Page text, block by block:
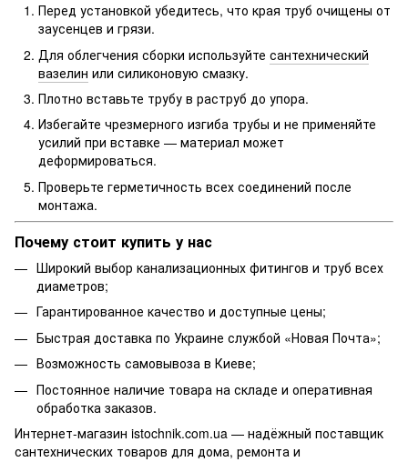
Перед установкой убедитесь, что края труб очищены от
заусенцев и грязи.
Для облегчения сборки используйте сантехнический
вазелин или силиконовую смазку.
Плотно вставьте трубу в раструб до упора.
Избегайте чрезмерного изгиба трубы и не применяйте
усилий при вставке — материал может
деформироваться.
Проверьте герметичность всех соединений после
монтажа.
Почему стоит купить у нас
Широкий выбор канализационных фитингов и труб всех
диаметров;
Гарантированное качество и доступные цены;
Быстрая доставка по Украине службой «Новая Почта»;
Возможность самовывоза в Киеве;
Постоянное наличие товара на складе и оперативная
обработка заказов.
Интернет-магазин istochnik.com.ua — надёжный поставщик
сантехнических товаров для дома, ремонта и